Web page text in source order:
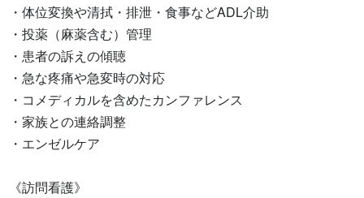
・体位変換や清拭・排泄・食事などADL介助
・投薬（麻薬含む）管理
・患者の訴えの傾聴
・急な疼痛や急変時の対応
・コメディカルを含めたカンファレンス
・家族との連絡調整
・エンゼルケア
《訪問看護》